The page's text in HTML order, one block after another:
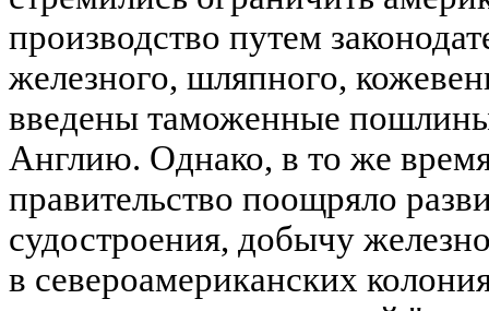
производство путем
железного, шляпного,
введены таможенные
Англию. Однако, в то же
правительство поощряло
судостроения, добычу
в североамериканских